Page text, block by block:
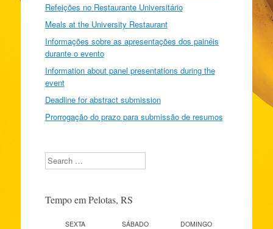
Refeições no Restaurante Universitário
Meals at the University Restaurant
Informações sobre as apresentações dos painéis
durante o evento
Information about panel presentations during the
event
Deadline for abstract submission
Prorrogação do prazo para submissão de resumos
Search
Tempo em Pelotas, RS
SEXTA SÁBADO DOMINGO